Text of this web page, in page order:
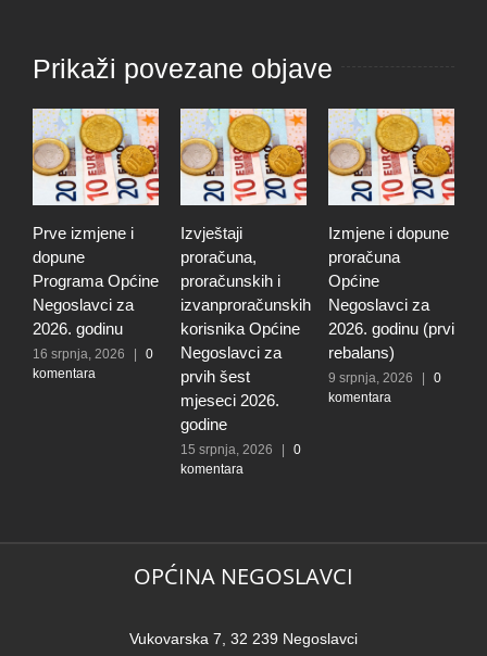
Prikaži povezane objave
Prve izmjene i
dopune
Programa Općine
Negoslavci za
2026. godinu
16 srpnja, 2026
0
komentara
Izvještaji
proračuna,
proračunskih i
izvanproračunskih
korisnika Općine
Negoslavci za
prvih šest
mjeseci 2026.
godine
15 srpnja, 2026
0
komentara
Izmjene i dopune
proračuna
Općine
Negoslavci za
2026. godinu (prvi
rebalans)
9 srpnja, 2026
0
komentara
OPĆINA NEGOSLAVCI
Vukovarska 7, 32 239 Negoslavci